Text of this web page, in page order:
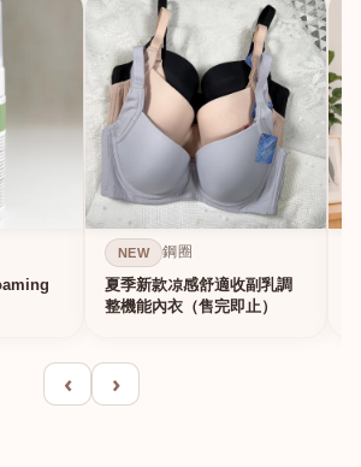
NEW 鋼圈
夏季新款凉感舒適收副乳調
整機能內衣（售完即止）
‹ ›